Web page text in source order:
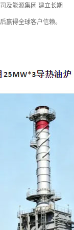
及能源集团 建立长期
赢得全球客户信赖。